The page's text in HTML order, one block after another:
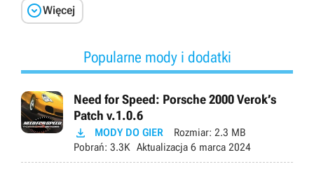
Więcej
Popularne mody i dodatki
Need for Speed: Porsche 2000 Verok’s
Patch v.1.0.6
 MODY DO GIER Rozmiar: 2.3 MB
Pobrań: 3.3K Aktualizacja 6 marca 2024